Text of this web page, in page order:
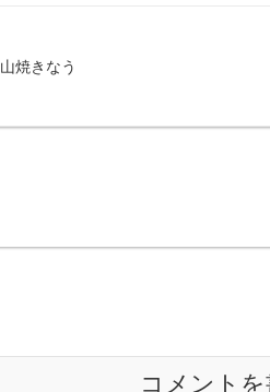
山焼きなう
コメント